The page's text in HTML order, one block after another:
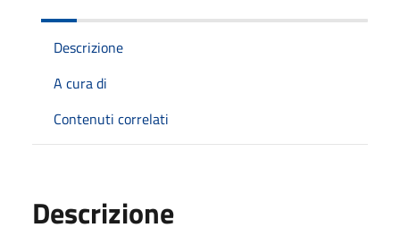
Descrizione
A cura di
Contenuti correlati
Descrizione